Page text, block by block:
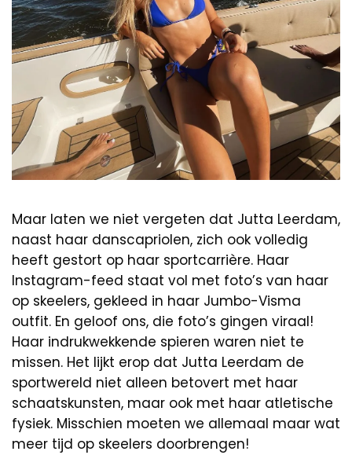
Maar laten we niet vergeten dat Jutta Leerdam,
naast haar danscapriolen, zich ook volledig
heeft gestort op haar sportcarrière. Haar
Instagram-feed staat vol met foto’s van haar
op skeelers, gekleed in haar Jumbo-Visma
outfit. En geloof ons, die foto’s gingen viraal!
Haar indrukwekkende spieren waren niet te
missen. Het lijkt erop dat Jutta Leerdam de
sportwereld niet alleen betovert met haar
schaatskunsten, maar ook met haar atletische
fysiek. Misschien moeten we allemaal maar wat
meer tijd op skeelers doorbrengen!